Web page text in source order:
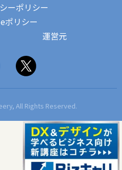
ーポリシー
ポリシー
運営元
All Rights Reserved.